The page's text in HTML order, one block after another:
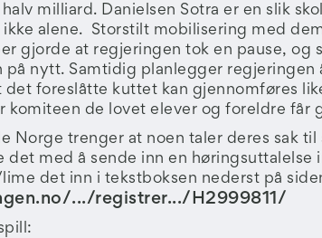
halv milliard. Danielsen Sotra er en slik
alene. Storstilt mobilisering med
gjorde at regjeringen tok en pause, og
på nytt. Samtidig planlegger regjeringen
det foreslåtte kuttet kan gjennomføres
komiteen de lovet elever og foreldre får
Norge trenger at noen taler deres sak
det med å sende inn en høringsuttalelse
det inn i tekstboksen nederst på
.../registrer.../H2999811/